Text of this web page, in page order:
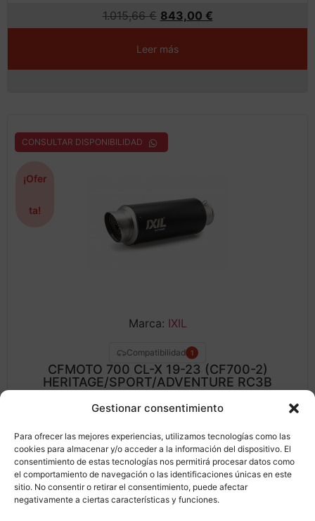
Gestionar consentimiento
cookies para almacenar y/o acceder a la información del dispositivo. El
consentimiento de estas tecnologías nos permitirá procesar datos como
el comportamiento de navegación o las identificaciones únicas en este
sitio. No consentir o retirar el consentimiento, puede afectar
negativamente a ciertas características y funciones.
1.015,66 € 843,00 €
CONSULTAR DISPONIBILIDAD
Marca: IXIL
1
CFMOTO 700 CL-X 19-23 (CF700-2)
HERITAGE/SPORT/ADVENTURE RC3B
Ref: GF3239BR
510,97€ 424,11€
Leer más